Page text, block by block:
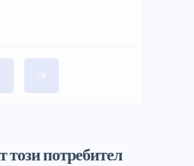
този потребител